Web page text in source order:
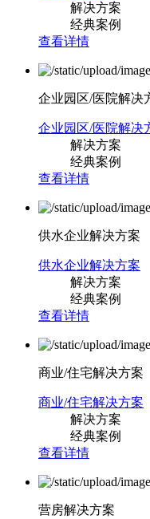
解决方案
经典案例
查看详情
企业园区/医院解决
企业园区/医院解决
解决方案
经典案例
查看详情
供水企业解决方案
供水企业解决方案
解决方案
经典案例
查看详情
商业/住宅解决方案
商业/住宅解决方案
解决方案
经典案例
查看详情
营房解决方案